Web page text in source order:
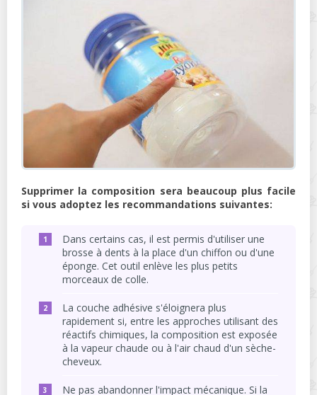
Supprimer la composition sera beaucoup plus facile
si vous adoptez les recommandations suivantes:
Dans certains cas, il est permis d'utiliser une
brosse à dents à la place d'un chiffon ou d'une
éponge. Cet outil enlève les plus petits
morceaux de colle.
La couche adhésive s'éloignera plus
rapidement si, entre les approches utilisant des
réactifs chimiques, la composition est exposée
à la vapeur chaude ou à l'air chaud d'un sèche-
cheveux.
Ne pas abandonner l'impact mécanique. Si la